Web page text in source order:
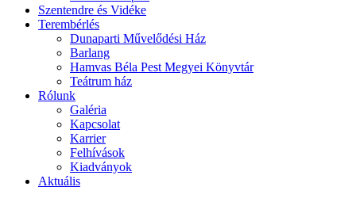
Szentendre és Vidéke
Terembérlés
Dunaparti Művelődési Ház
Barlang
Hamvas Béla Pest Megyei Könyvtár
Teátrum ház
Rólunk
Galéria
Kapcsolat
Karrier
Felhívások
Kiadványok
Aktuális